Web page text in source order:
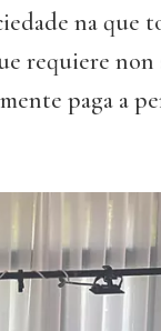
na que
requiere non
paga a